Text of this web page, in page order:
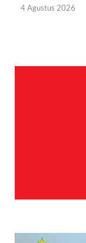
4 Agustus 2026